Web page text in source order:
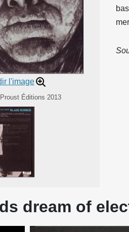
l'image
Éditions 2013
dream of